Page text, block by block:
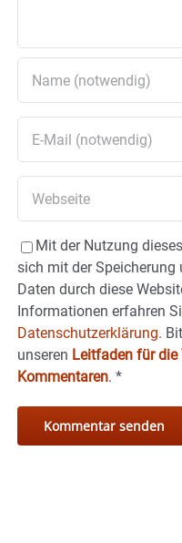
Mit der Nutzung
sich mit der Speicherung
Daten durch diese
Informationen erfahren
Datenschutzerklärung.
unseren Leitfaden für
Kommentaren. *